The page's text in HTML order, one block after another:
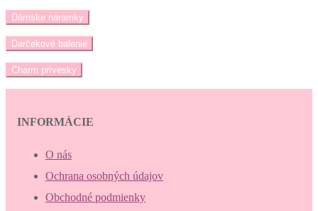
Dámske náramky
Darčekové balenie
Charm prívesky
INFORMÁCIE
O nás
Ochrana osobných údajov
Obchodné podmienky